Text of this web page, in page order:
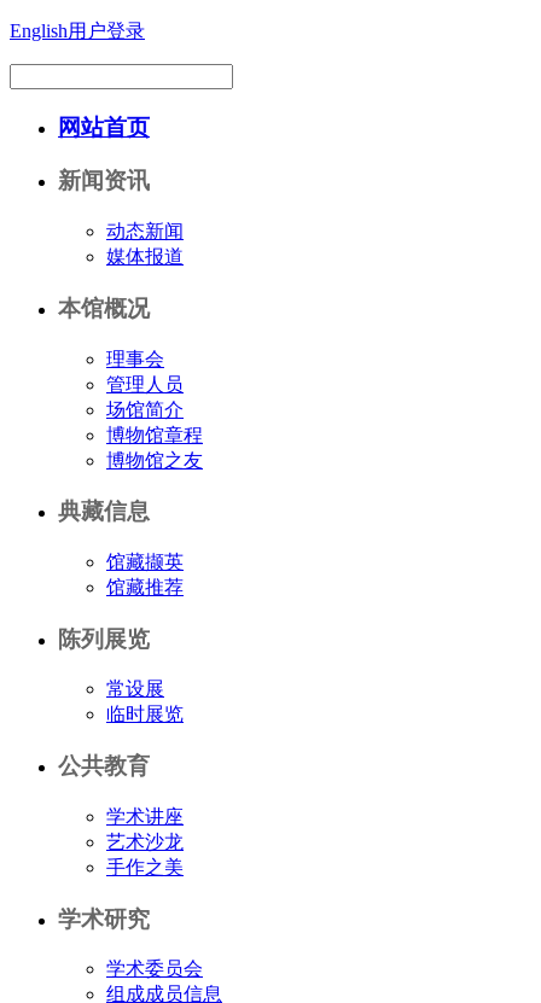
English用户登录
网站首页
新闻资讯
动态新闻
媒体报道
本馆概况
理事会
管理人员
场馆简介
博物馆章程
博物馆之友
典藏信息
馆藏撷英
馆藏推荐
陈列展览
常设展
临时展览
公共教育
学术讲座
艺术沙龙
手作之美
学术研究
学术委员会
组成成员信息